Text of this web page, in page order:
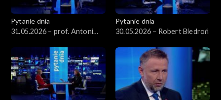
Pytanie dnia
31.05.2026 – prof. Antoni
Pytanie dnia
30.05.2026 – Robert Biedroń